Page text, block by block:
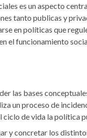
es un aspecto
tanto publicas y
en políticas que
el funcionamiento
las bases
un proceso de
ciclo de vida la política
y concretar los